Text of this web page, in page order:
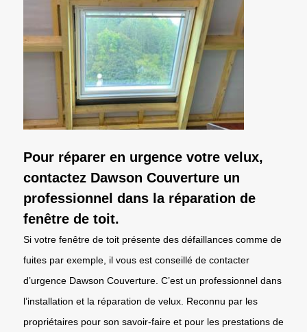
Pour réparer en urgence votre velux,
contactez Dawson Couverture un
professionnel dans la réparation de
fenêtre de toit.
Si votre fenêtre de toit présente des défaillances comme de
fuites par exemple, il vous est conseillé de contacter
d’urgence Dawson Couverture. C’est un professionnel dans
l’installation et la réparation de velux. Reconnu par les
propriétaires pour son savoir-faire et pour les prestations de